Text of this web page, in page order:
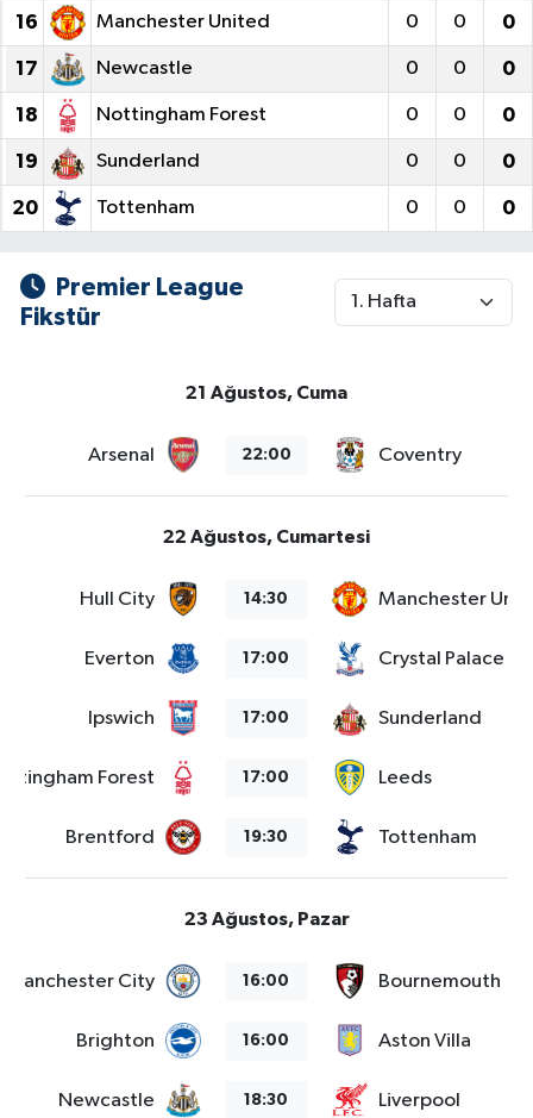
16 Manchester United 0 0 0
17 Newcastle 0 0 0
18 Nottingham Forest 0 0 0
19 Sunderland 0 0 0
20 Tottenham 0 0 0
Premier League
Fikstür
21 Ağustos, Cuma
Arsenal 22:00 Coventry
22 Ağustos, Cumartesi
Hull City 14:30 Manchester
Everton 17:00 Crystal Palace
Ipswich 17:00 Sunderland
Forest 17:00 Leeds
Brentford 19:30 Tottenham
23 Ağustos, Pazar
Manchester City 16:00 Bournemouth
Brighton 16:00 Aston Villa
Newcastle 18:30 Liverpool